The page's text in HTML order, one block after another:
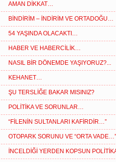
AMAN DİKKAT…
BİNDİRİM – İNDİRİM VE ORTADOĞU…
54 YAŞINDA OLACAKTI…
HABER VE HABERCİLİK…
NASIL BİR DÖNEMDE YAŞIYORUZ?...
KEHANET…
ŞU TERSLİĞE BAKAR MISINIZ?
POLİTİKA VE SORUNLAR…
“FİLENİN SULTANLARI KAFİRDİR…”
OTOPARK SORUNU VE “ORTA VADE…”
İNCELDİĞİ YERDEN KOPSUN